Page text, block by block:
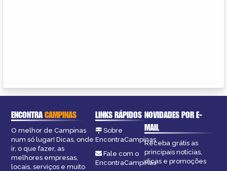
ENCONTRACAMPINAS
O melhor de Campinas
num só lugar! Dicas, onde
ir, o que fazer, as
melhores empresas,
locais, serviços e muito
LINKS RÁPIDOS
Sobre
EncontraCampinas
Fale com o
EncontraCampinas
NOVIDADES POR E-
MAIL
Receba grátis as
principais notícias,
dicas e promoções